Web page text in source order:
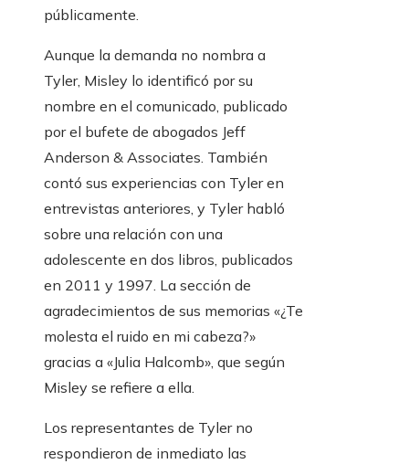
públicamente.
Aunque la demanda no nombra a
Tyler, Misley lo identificó por su
nombre en el comunicado, publicado
por el bufete de abogados Jeff
Anderson & Associates. También
contó sus experiencias con Tyler en
entrevistas anteriores, y Tyler habló
sobre una relación con una
adolescente en dos libros, publicados
en 2011 y 1997. La sección de
agradecimientos de sus memorias «¿Te
molesta el ruido en mi cabeza?»
gracias a «Julia Halcomb», que según
Misley se refiere a ella.
Los representantes de Tyler no
respondieron de inmediato las